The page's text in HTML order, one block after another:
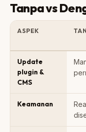
Tanpa vs
ASPEK
Update
plugin &
CMS
Keamanan